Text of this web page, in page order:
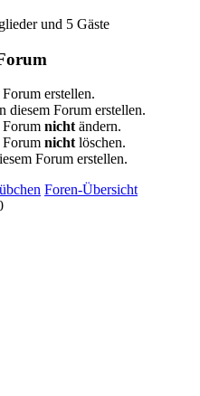
und 5 Gäste
erstellen.
Forum erstellen.
Forum nichtändern.
Forum nichtlöschen.
Forum erstellen.
Foren-Übersicht